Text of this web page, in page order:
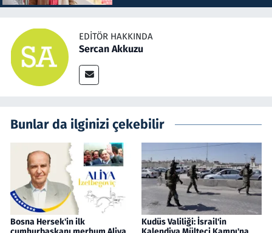
EDITÖR HAKKINDA
Sercan Akkuzu
Bunlar da ilginizi çekebilir
Bosna Hersek'in ilk
Kudüs Valiliği: İsrail'in